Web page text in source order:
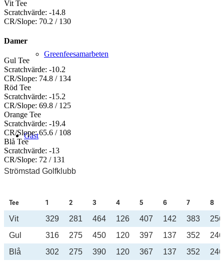
Greenfeesamarbeten
Gäst
Boka starttid
Vit Tee
Scratchvärde: -14.8
CR/Slope: 70.2 / 130
Damer
Gul Tee
Scratchvärde: -10.2
CR/Slope: 74.8 / 134
Röd Tee
Scratchvärde: -15.2
CR/Slope: 69.8 / 125
Orange Tee
Scratchvärde: -19.4
CR/Slope: 65.6 / 108
Blå Tee
Scratchvärde: -13
CR/Slope: 72 / 131
Strömstad Golfklubb
Tee 1 2 3 4 5 6 7
8
Vit
329 281 464 126 407 142 383
256
Gul
316 275 450 120 397 137 352
246
Blå
302 275 390 120 367 137 352
246